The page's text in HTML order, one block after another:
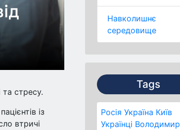
Навколишнє
середовище
Tags
Росія Україна Київ
Українці Володимир
стресу.
із
втричі